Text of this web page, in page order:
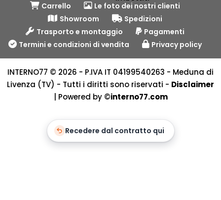
Carrello
Le foto dei nostri clienti
Showroom
Spedizioni
Trasporto e montaggio
Pagamenti
Termini e condizioni di vendita
Privacy policy
INTERNO77 © 2026 - P.IVA IT 04199540263 - Meduna di
Livenza (TV) - Tutti i diritti sono riservati - Disclaimer
| Powered by ©interno77.com
Recedere dal contratto qui